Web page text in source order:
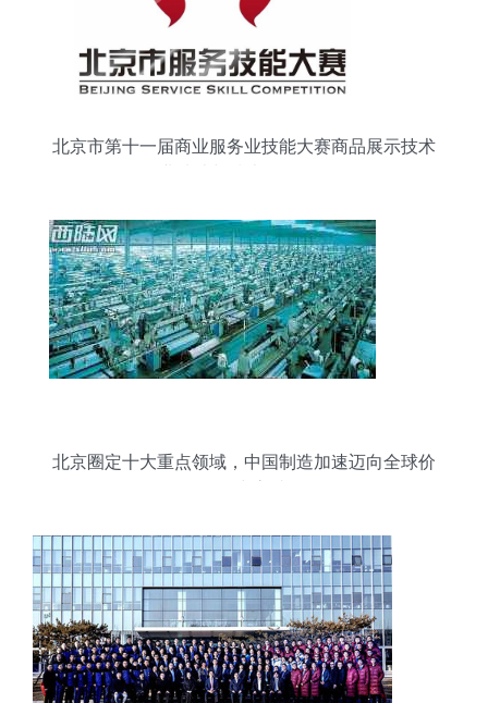
北京市第十一届商业服务业技能大赛商品展示技术
北京圈定十大重点领域，中国制造加速迈向全球价